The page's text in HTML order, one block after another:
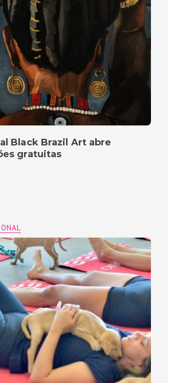
Black Brazil Art abre
gratuitas